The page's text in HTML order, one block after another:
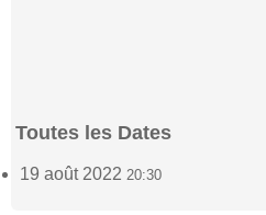
Toutes les Dates
19 août 202220:30